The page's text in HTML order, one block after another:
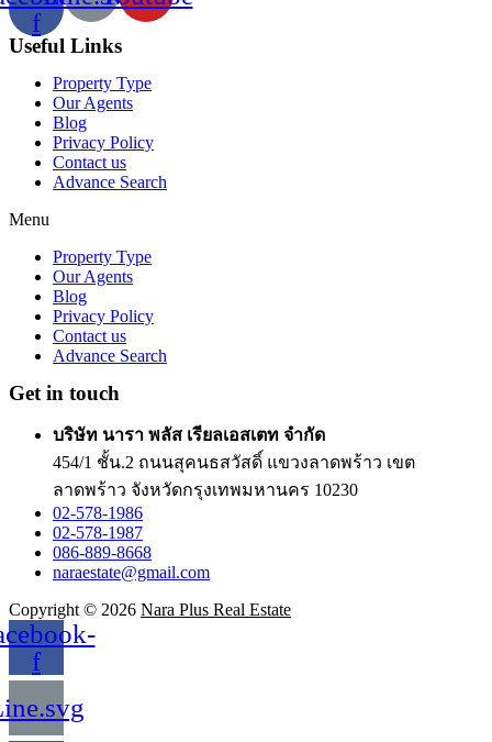
f
Useful Links
Property Type
Our Agents
Blog
Privacy Policy
Contact us
Advance Search
Menu
Property Type
Our Agents
Blog
Privacy Policy
Contact us
Advance Search
Get in touch
บริษัท นารา พลัส เรียลเอสเตท จำกัด
454/1 ชั้น.2 ถนนสุคนธสวัสดิ์ แขวงลาดพร้าว เขต
ลาดพร้าว จังหวัดกรุงเทพมหานคร 10230
02-578-1986
02-578-1987
086-889-8668
naraestate@gmail.com
Copyright © 2026 Nara Plus Real Estate
f